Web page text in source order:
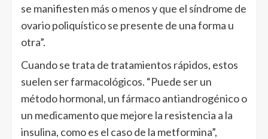
se manifiesten más o menos y que el síndrome de
ovario poliquístico se presente de una forma u
otra”.
Cuando se trata de tratamientos rápidos, estos
suelen ser farmacológicos. “Puede ser un
método hormonal, un fármaco antiandrogénico o
un medicamento que mejore la resistencia a la
insulina, como es el caso de la metformina”,